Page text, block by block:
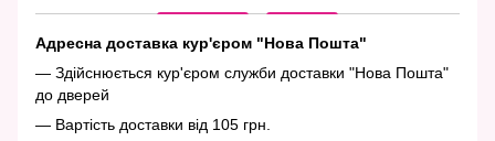
Адресна доставка кур'єром "Нова Пошта"
— Здійснюється кур'єром служби доставки "Нова Пошта"
до дверей
— Вартість доставки від 105 грн.